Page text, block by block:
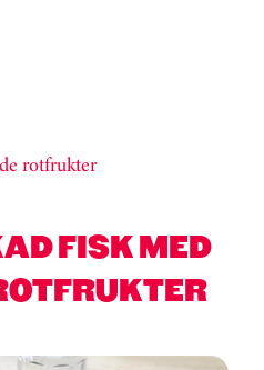
rotfrukter
FISK MED